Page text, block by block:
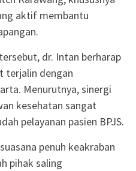
aktif membantu
dr. Intan berharap
terjalin dengan
Menurutnya, sinergi
kesehatan sangat
pelayanan pasien BPJS.
penuh keakraban
pihak saling